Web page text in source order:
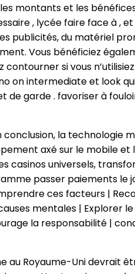
montants et les
, lycée faire face à , et
publicités, du matériel
Vous bénéficiez
si vous
on intermediate et look
de garde . favoriser à
la technologie
axé sur le mobile et
casinos universels,
passer paiements le
ces facteurs |
mentales | Explorer
la responsabilité |
au Royaume-Uni devrait